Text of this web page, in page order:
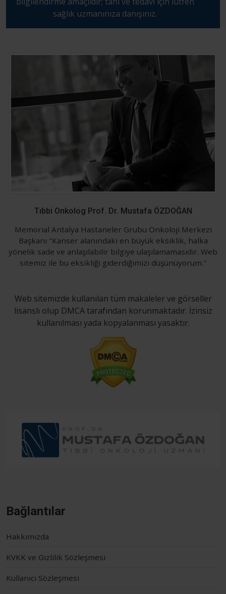
sağlık uzmanınıza danışınız.
Tıbbi Onkolog Prof. Dr. Mustafa ÖZDOĞAN
Memorial Antalya Hastaneler Grubu Onkoloji Merkezi
Başkanı "Kanser alanındaki en büyük eksiklik, halka
yönelik sade ve anlaşılabilir bilgiye ulaşılamamasıdır. Web
sitemiz ile bu eksikliği giderdiğimizi düşünüyorum."
Web sitemizde kullanılan tüm makaleler ve görseller
lisanslı olup DMCA tarafından korunmaktadır. İzinsiz
kullanılması yada kopyalanması yasaktır.
Bağlantılar
Hakkımızda
KVKK ve Gizlilik Sözleşmesi
Kullanıcı Sözleşmesi